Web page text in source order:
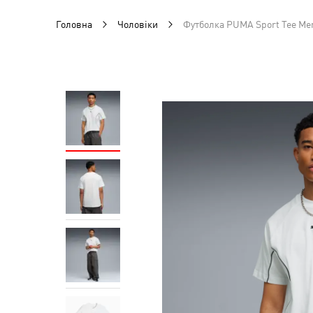
Головна Чоловіки Футболка PUMA Sport Tee